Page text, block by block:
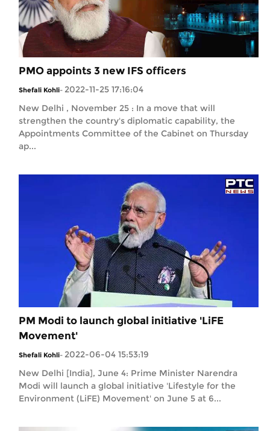
PMO appoints 3 new IFS officers
Shefali Kohli- 2022-11-25 17:16:04
New Delhi , November 25 : In a move that will
strengthen the country's diplomatic capability, the
Appointments Committee of the Cabinet on Thursday
ap...
PM Modi to launch global initiative 'LiFE
Movement'
Shefali Kohli- 2022-06-04 15:53:19
New Delhi [India], June 4: Prime Minister Narendra
Modi will launch a global initiative 'Lifestyle for the
Environment (LiFE) Movement' on June 5 at 6...